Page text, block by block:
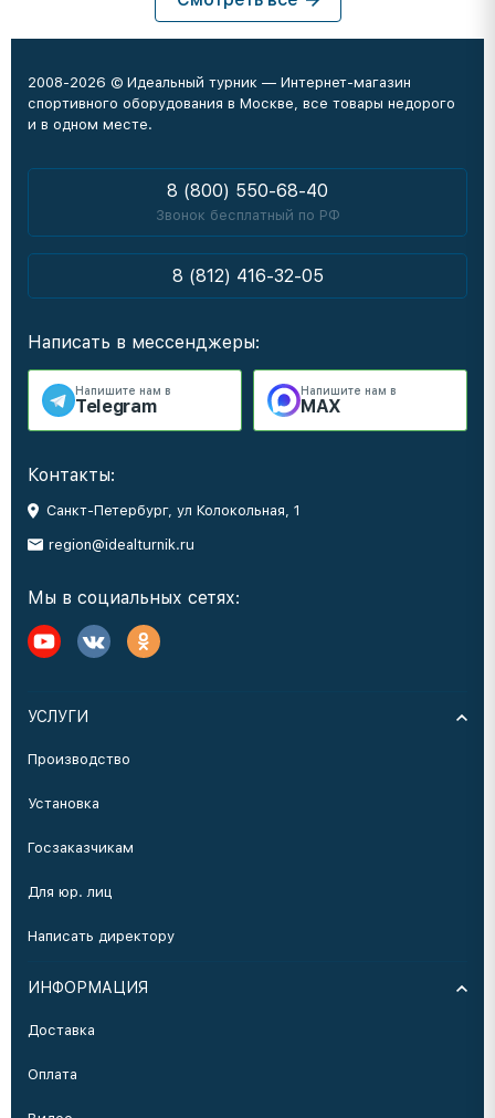
2008-2026 © Идеальный турник — Интернет-магазин
спортивного оборудования в Москве, все товары недорого
и в одном месте.
8 (800) 550-68-40
Звонок бесплатный по РФ
8 (812) 416-32-05
Написать в мессенджеры:
Напишите нам в
Telegram
Напишите нам в
MAX
Контакты:
Санкт-Петербург, ул Колокольная, 1
region@idealturnik.ru
Мы в социальных сетях:
УСЛУГИ
Производство
Установка
Госзаказчикам
Для юр. лиц
Написать директору
ИНФОРМАЦИЯ
Доставка
Оплата